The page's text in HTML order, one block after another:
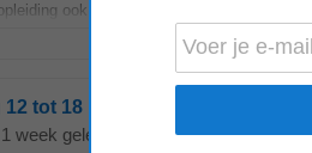
ook dan hebben we mogelijkheden;
Laat meer
tot 18 uur
1 week geleden